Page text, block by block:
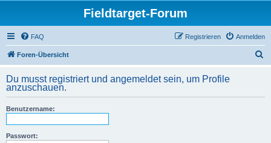
Fieldtarget-Forum
FAQ Anmelden
Registrieren
Foren-Übersicht
h
Du musst registriert und angemeldet sein, um Profile
anzuschauen.
Benutzername:
Passwort: